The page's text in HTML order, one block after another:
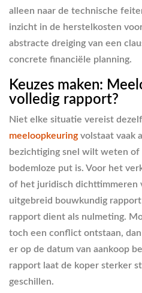
alleen naar de technische
inzicht in de herstelkosten
abstracte dreiging van een
concrete financiële planning.
Keuzes maken:
volledig rapport?
Niet elke situatie vereist
meeloopkeuring volstaat vaak
bezichtiging snel wilt weten of
bodemloze put is. Voor het
of het juridisch dichttimmeren
uitgebreid bouwkundig
rapport dient als nulmeting.
toch een conflict ontstaan,
er op de datum van aankoop
rapport laat de koper sterker
geschillen.